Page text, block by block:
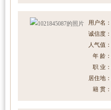
用户名：
诚信度：
人气值：
年 龄：
职 业：
居住地：
籍 贯：